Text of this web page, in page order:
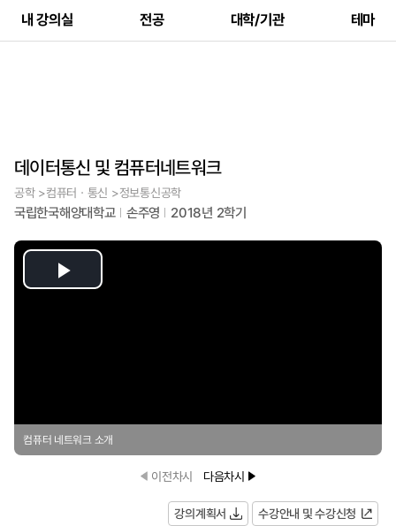
내 강의실 전공 대학/기관 테마
데이터통신 및 컴퓨터네트워크
공학 >컴퓨터ㆍ통신 >정보통신공학
국립한국해양대학교 손주영 2018년 2학기
Play
컴퓨터 네트워크 소개
이전차시 다음차시
강의계획서
수강안내 및 수강신청